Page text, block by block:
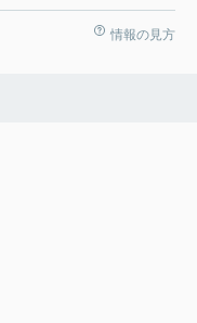
情報の見方